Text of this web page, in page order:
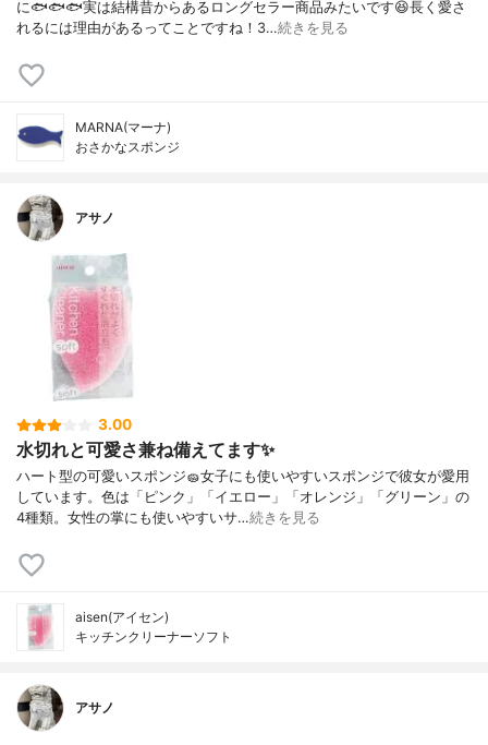
に🐟🐟🐟実は結構昔からあるロングセラー商品みたいです😆長く愛さ
れるには理由があるってことですね！3…続きを見る
MARNA(マーナ)
おさかなスポンジ
アサノ
3.00
水切れと可愛さ兼ね備えてます✨
ハート型の可愛いスポンジ🧽女子にも使いやすいスポンジで彼女が愛用
しています。色は「ピンク」「イエロー」「オレンジ」「グリーン」の
4種類。女性の掌にも使いやすいサ…続きを見る
aisen(アイセン)
キッチンクリーナーソフト
アサノ